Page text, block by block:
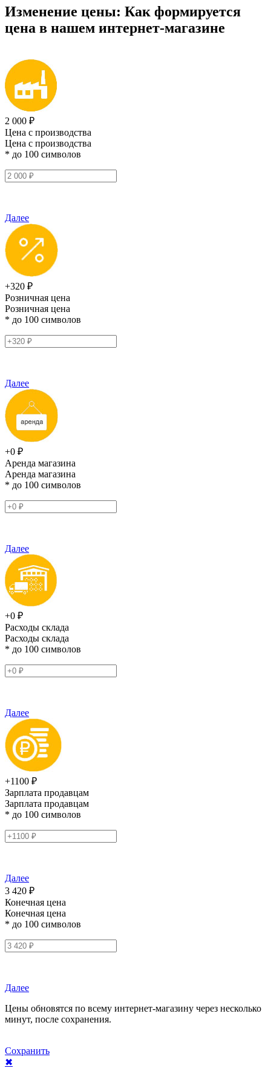
Изменение цены: Как формируется
цена в нашем интернет-магазине
2 000 ₽
Цена с производства
Цена с производства
* до 100 символов
Далее
+320 ₽
Розничная цена
Розничная цена
* до 100 символов
Далее
+0 ₽
Аренда магазина
Аренда магазина
* до 100 символов
Далее
+0 ₽
Расходы склада
Расходы склада
* до 100 символов
Далее
+1100 ₽
Зарплата продавцам
Зарплата продавцам
* до 100 символов
Далее
3 420 ₽
Конечная цена
Конечная цена
* до 100 символов
Далее
Цены обновятся по всему интернет-магазину через несколько
минут, после сохранения.
Сохранить
✖